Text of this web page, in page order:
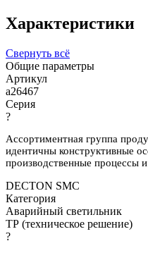
Характеристики
Свернуть всё
Общие параметры
Артикул
a26467
Серия
?
Ассортиментная группа
идентичны конструктивные
производственные процессы
DECTON SMC
Категория
Аварийный светильник
ТР (техническое решение)
?